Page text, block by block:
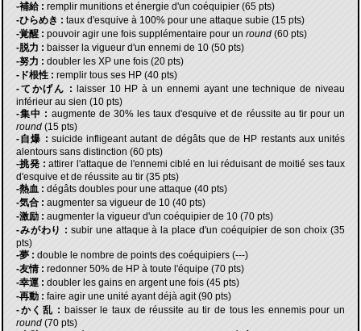
-補給 : remplir munitions et énergie d'un coéquipier (65 pts)
-ひらめき : taux d'esquive à 100% pour une attaque subie (15 pts)
-覚醒 : pouvoir agir une fois supplémentaire pour un round (60 pts)
-脱力 : baisser la vigueur d'un ennemi de 10 (50 pts)
-努力 : doubler les XP une fois (20 pts)
-ド根性 : remplir tous ses HP (40 pts)
-てかげん :
laisser 10 HP à un ennemi ayant une technique de niveau
inférieur au sien (10 pts)
-集中 : augmente de 30% les taux d'esquive et de réussite au tir pour un
round (15 pts)
-自爆 : suicide infligeant autant de dégâts que de HP restants aux unités
alentours sans distinction (60 pts)
-挑発 :attirer l'attaque de l'ennemi ciblé en lui réduisant de moitié ses taux
d'esquive et de réussite au tir (35 pts)
-熱血 : dégâts doubles pour une attaque (40 pts)
-気合 : augmenter sa vigueur de 10 (40 pts)
-激励 : augmenter la vigueur d'un coéquipier de 10 (70 pts)
-みがわり : subir une attaque à la place d'un coéquipier de son choix (35
pts)
-夢 : double le nombre de points des coéquipiers (---)
-友情 : redonner 50% de HP à toute l'équipe (70 pts)
-幸運 : doubler les gains en argent une fois (45 pts)
-再動 : faire agir une unité ayant déjà agit (90 pts)
-かく乱 : baisser le taux de réussite au tir de tous les ennemis pour un
round (70 pts)